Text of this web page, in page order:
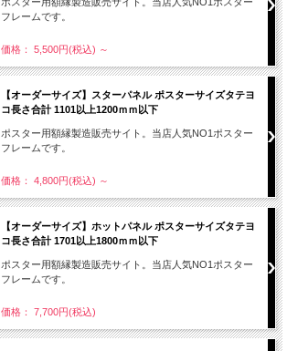
フレームです。
価格： 5,500円(税込) ～
【オーダーサイズ】スターパネル ポスターサイズタテヨ
コ長さ合計 1101以上1200ｍｍ以下
ポスター用額縁製造販売サイト。当店人気NO1ポスター
フレームです。
価格： 4,800円(税込) ～
【オーダーサイズ】ホットパネル ポスターサイズタテヨ
コ長さ合計 1701以上1800ｍｍ以下
ポスター用額縁製造販売サイト。当店人気NO1ポスター
フレームです。
価格： 7,700円(税込)